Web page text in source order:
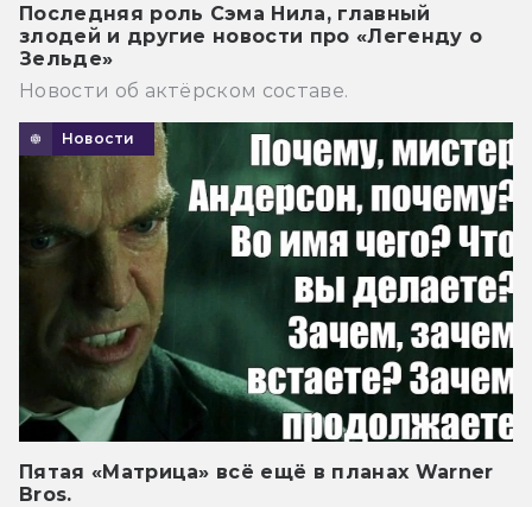
Последняя роль Сэма Нила, главный
злодей и другие новости про «Легенду о
Зельде»
Новости об актёрском составе.
Новости
Пятая «Матрица» всё ещё в планах Warner
Bros.